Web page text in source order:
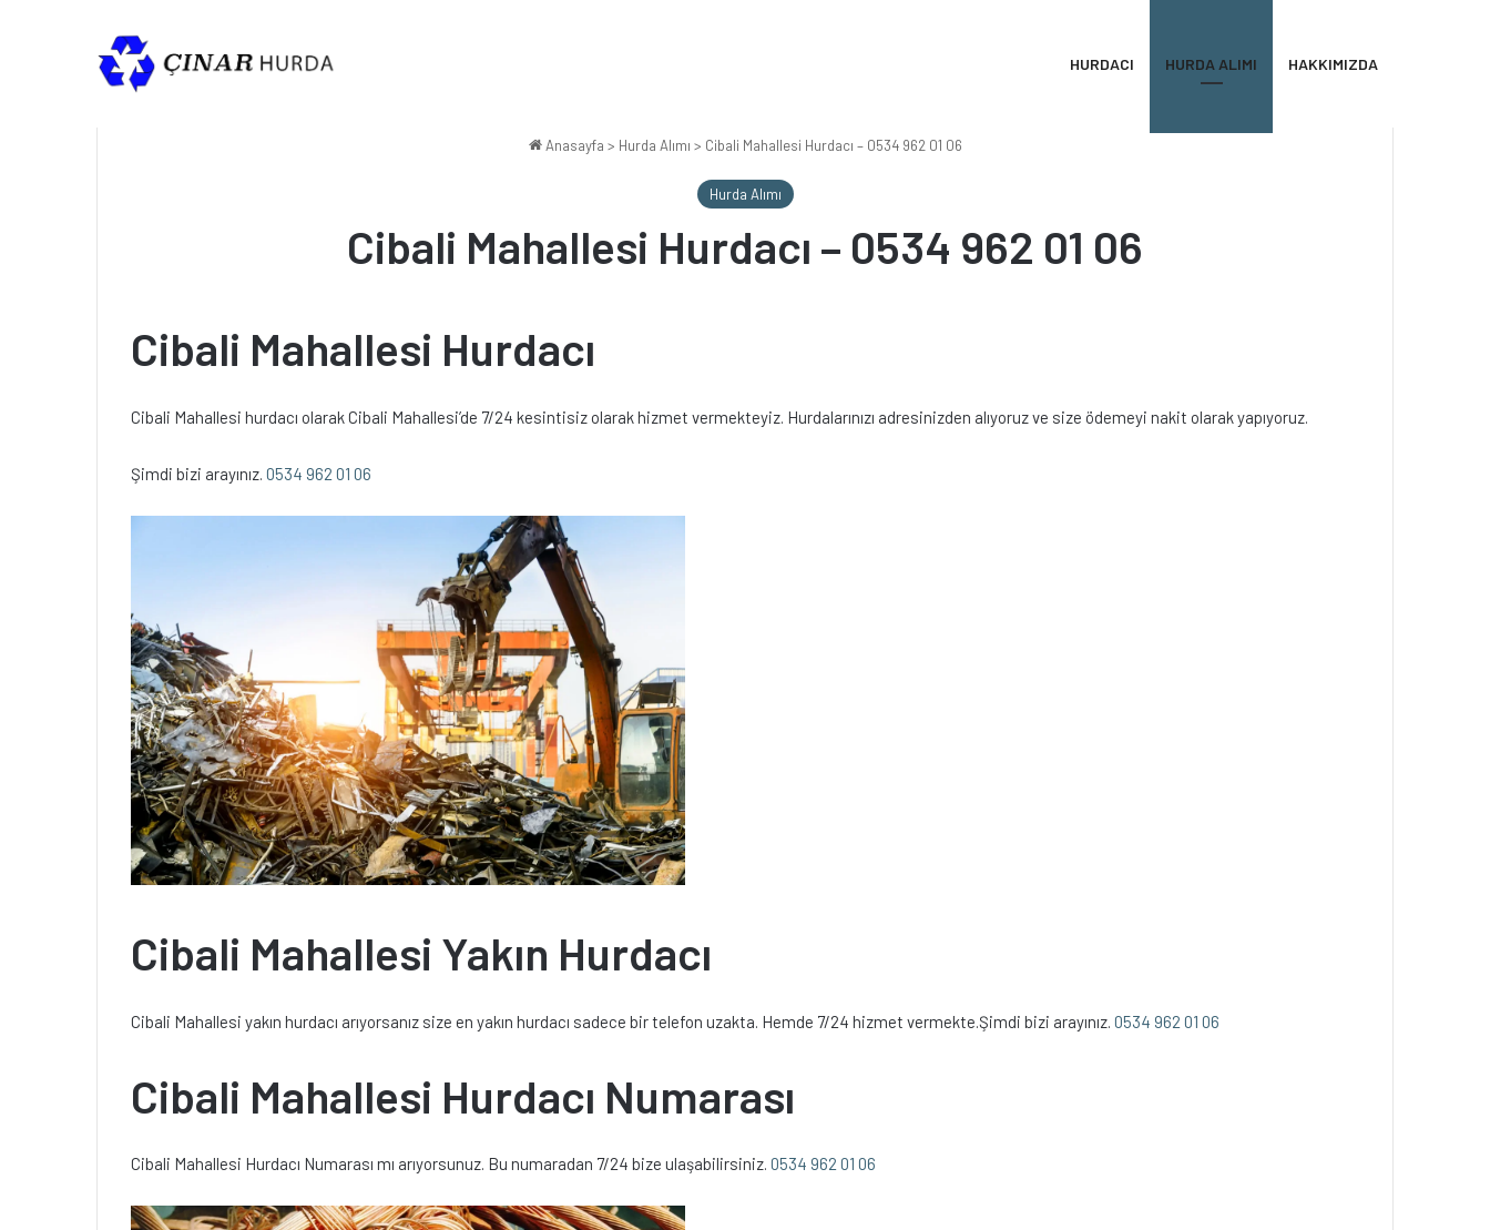
HURDACI HURDA ALIMI HAKKIMIZDA
Anasayfa > Hurda Alımı > Cibali Mahallesi Hurdacı – 0534 962 01 06
Hurda Alımı
Cibali Mahallesi Hurdacı – 0534 962 01 06
Cibali Mahallesi Hurdacı
Cibali Mahallesi hurdacı olarak Cibali Mahallesi’de 7/24 kesintisiz olarak hizmet vermekteyiz. Hurdalarınızı adresinizden alıyoruz ve size ödemeyi nakit olarak yapıyoruz.
Şimdi bizi arayınız. 0534 962 01 06
Cibali Mahallesi Yakın Hurdacı
Cibali Mahallesi yakın hurdacı arıyorsanız size en yakın hurdacı sadece bir telefon uzakta. Hemde 7/24 hizmet vermekte.Şimdi bizi arayınız. 0534 962 01 06
Cibali Mahallesi Hurdacı Numarası
Cibali Mahallesi Hurdacı Numarası mı arıyorsunuz. Bu numaradan 7/24 bize ulaşabilirsiniz. 0534 962 01 06